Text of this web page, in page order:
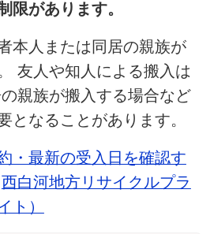
限があります。
本人または同居の親族が
友人や知人による搬入は
親族が搬入する場合など
となることがあります。
・最新の受入日を確認す
西白河地方リサイクルプラ
ト）